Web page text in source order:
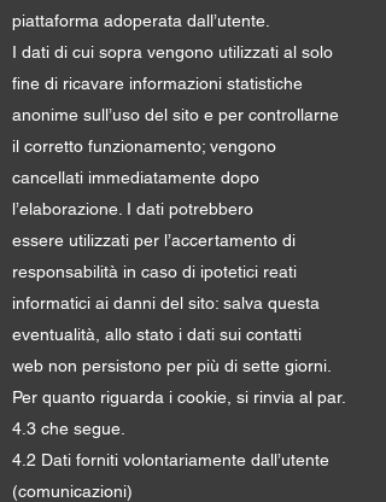
piattaforma adoperata dall’utente.
I dati di cui sopra vengono utilizzati al solo
fine di ricavare informazioni statistiche
anonime sull’uso del sito e per controllarne
il corretto funzionamento; vengono
cancellati immediatamente dopo
l’elaborazione. I dati potrebbero
essere utilizzati per l’accertamento di
responsabilità in caso di ipotetici reati
informatici ai danni del sito: salva questa
eventualità, allo stato i dati sui contatti
web non persistono per più di sette giorni.
Per quanto riguarda i cookie, si rinvia al par.
4.3 che segue.
4.2 Dati forniti volontariamente dall’utente
(comunicazioni)